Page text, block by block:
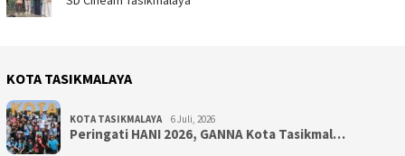
KOTA TASIKMALAYA
KOTA TASIKMALAYA 6 Juli, 2026
Peringati HANI 2026, GANNA Kota Tasikmal…